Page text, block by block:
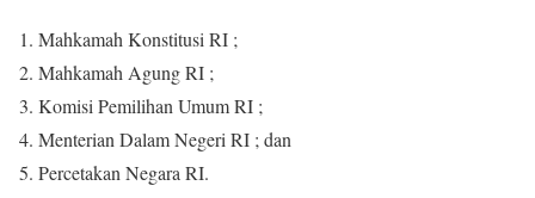
Mahkamah Konstitusi RI ;
Mahkamah Agung RI ;
Komisi Pemilihan Umum RI ;
Menterian Dalam Negeri RI ; dan
Percetakan Negara RI.